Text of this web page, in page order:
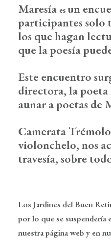
Maresía esun
participantes solo
los que hagan
que la poesía
Este encuentro
directora, la
aunar a poetas de
Camerata Trémolo
violonchelo, nos
travesía, sobre
Los Jardines del Buen
por lo que se suspendería
nuestra página web y en